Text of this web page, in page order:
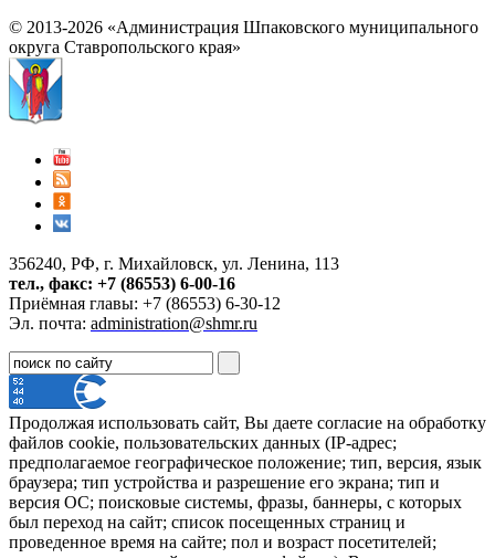
© 2013-2026 «Администрация Шпаковского муниципального
округа Ставропольского края»
356240, РФ, г. Михайловск, ул. Ленина, 113
тел., факс: +7 (86553) 6-00-16
Приёмная главы: +7 (86553) 6-30-12
Эл. почта: administration@shmr.ru
Продолжая использовать сайт, Вы даете согласие на обработку
файлов cookie, пользовательских данных (IP-адрес;
предполагаемое географическое положение; тип, версия, язык
браузера; тип устройства и разрешение его экрана; тип и
версия ОС; поисковые системы, фразы, баннеры, с которых
был переход на сайт; список посещенных страниц и
проведенное время на сайте; пол и возраст посетителей;